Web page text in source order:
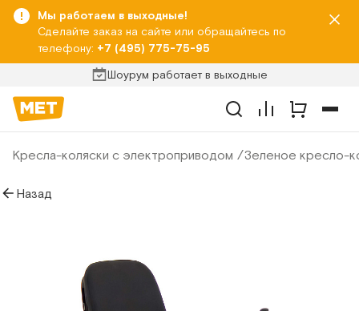
Мы работаем в выходные!
Сделайте заказ на сайте или обращайтесь по
телефону: +7 (495) 775-75-95
Шоурум работает в выходные
Кресла-коляски с электроприводом Зеленое кресло-
Назад